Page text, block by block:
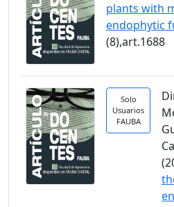
plants with
endophytic
(8),art.1688
Solo
Usuarios
FAUBA